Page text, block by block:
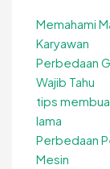
Memahami
Karyawan
Perbedaan
Wajib Tahu
tips
lama
Perbedaan
Mesin